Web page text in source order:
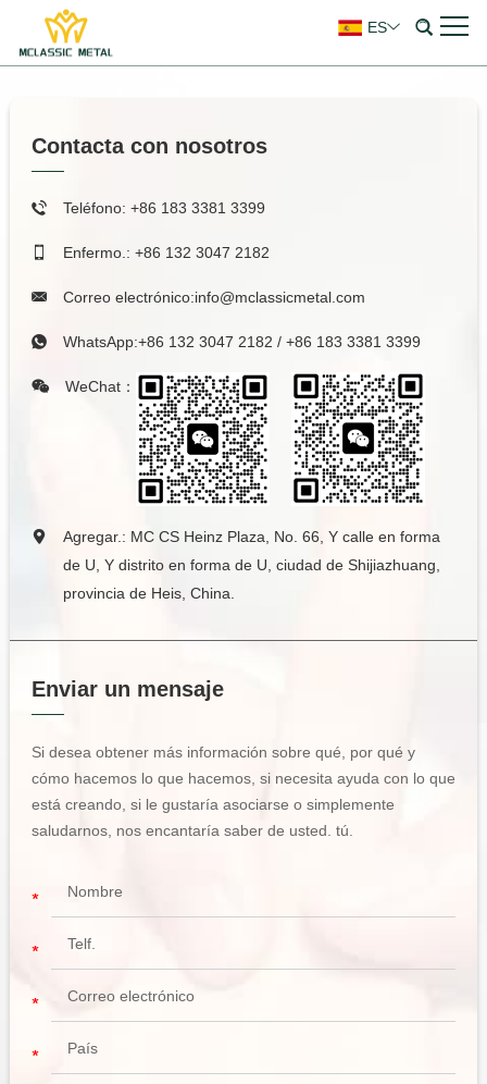
ES
Contacta con nosotros
Teléfono: +86 183 3381 3399
Enfermo.: +86 132 3047 2182
Correo electrónico:info@mclassicmetal.com
WhatsApp:+86 132 3047 2182 / +86 183 3381 3399
WeChat：
Agregar.: MC CS Heinz Plaza, No. 66, Y calle en forma
de U, Y distrito en forma de U, ciudad de Shijiazhuang,
provincia de Heis, China.
Enviar un mensaje
Si desea obtener más información sobre qué, por qué y
cómo hacemos lo que hacemos, si necesita ayuda con lo que
está creando, si le gustaría asociarse o simplemente
saludarnos, nos encantaría saber de usted. tú.